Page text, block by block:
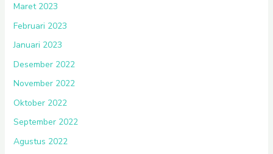
Maret 2023
Februari 2023
Januari 2023
Desember 2022
November 2022
Oktober 2022
September 2022
Agustus 2022